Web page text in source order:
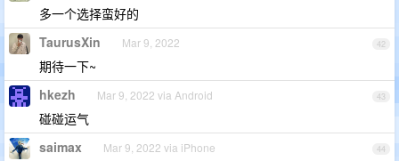
多一个选择蛮好的
42
TaurusXin Mar 9, 2022
期待一下~
43
hkezh Mar 9, 2022 via Android
碰碰运气
44
saimax Mar 9, 2022 via iPhone